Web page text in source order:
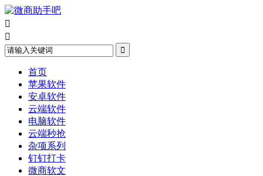



首页
苹果软件
安卓软件
云端软件
电脑软件
云端秒抢
杂项系列
钉钉打卡
微商软文